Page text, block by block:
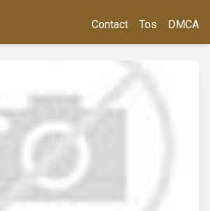
Contact Tos DMCA